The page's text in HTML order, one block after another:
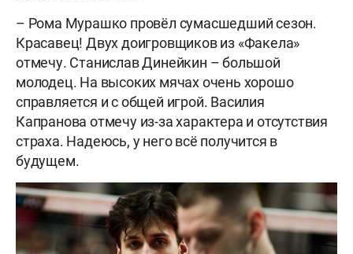
– Рома Мурашко провёл сумасшедший сезон.
Красавец! Двух доигровщиков из «Факела»
отмечу. Станислав Динейкин – большой
молодец. На высоких мячах очень хорошо
справляется и с общей игрой. Василия
Капранова отмечу из-за характера и отсутствия
страха. Надеюсь, у него всё получится в
будущем.